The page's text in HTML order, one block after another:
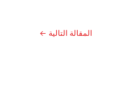
المقالة التالية ←